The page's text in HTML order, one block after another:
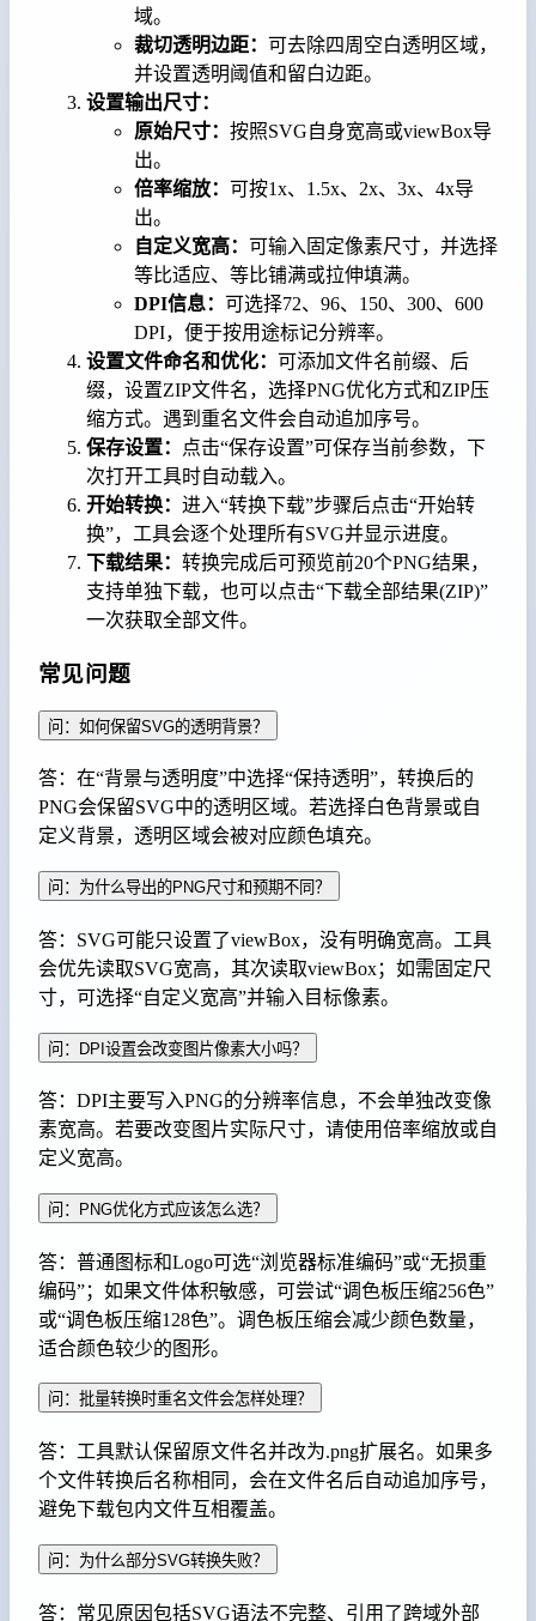
域。
裁切透明边距： 可去除四周空白透明区域，
并设置透明阈值和留白边距。
设置输出尺寸：
原始尺寸： 按照SVG自身宽高或viewBox导
出。
倍率缩放： 可按1x、1.5x、2x、3x、4x导
出。
自定义宽高： 可输入固定像素尺寸，并选择
等比适应、等比铺满或拉伸填满。
DPI信息： 可选择72、96、150、300、600
DPI，便于按用途标记分辨率。
设置文件命名和优化： 可添加文件名前缀、后
缀，设置ZIP文件名，选择PNG优化方式和ZIP压
缩方式。遇到重名文件会自动追加序号。
保存设置：
点击“保存设置”可保存当前参数，下
次打开工具时自动载入。
开始转换： 进入“转换下载”步骤后点击“开始转
换”，工具会逐个处理所有SVG并显示进度。
下载结果： 转换完成后可预览前20个PNG结果，
支持单独下载，也可以点击“下载全部结果(ZIP)”
一次获取全部文件。
常见问题
问：如何保留SVG的透明背景？
答：在“背景与透明度”中选择“保持透明”，转换后的
PNG会保留SVG中的透明区域。若选择白色背景或自
定义背景，透明区域会被对应颜色填充。
问：为什么导出的PNG尺寸和预期不同？
答：SVG可能只设置了viewBox，没有明确宽高。工具
会优先读取SVG宽高，其次读取viewBox；如需固定尺
寸，可选择“自定义宽高”并输入目标像素。
问：DPI设置会改变图片像素大小吗？
答：DPI主要写入PNG的分辨率信息，不会单独改变像
素宽高。若要改变图片实际尺寸，请使用倍率缩放或自
定义宽高。
问：PNG优化方式应该怎么选？
答：普通图标和Logo可选“浏览器标准编码”或“无损重
编码”；如果文件体积敏感，可尝试“调色板压缩256色”
或“调色板压缩128色”。调色板压缩会减少颜色数量，
适合颜色较少的图形。
问：批量转换时重名文件会怎样处理？
答：工具默认保留原文件名并改为.png扩展名。如果多
个文件转换后名称相同，会在文件名后自动追加序号，
避免下载包内文件互相覆盖。
问：为什么部分SVG转换失败？
答：常见原因包括SVG语法不完整、引用了跨域外部